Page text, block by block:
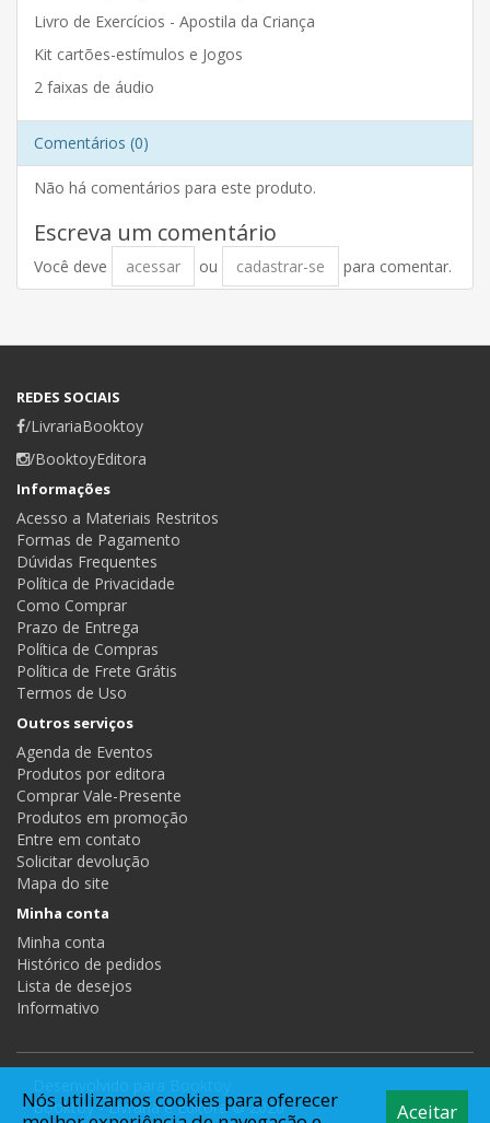
Livro de Exercícios - Apostila da Criança
Kit cartões-estímulos e Jogos
2 faixas de áudio
Comentários (0)
Não há comentários para este produto.
Escreva um comentário
Você deve acessar ou cadastrar-se para comentar.
REDES SOCIAIS
/LivrariaBooktoy
/BooktoyEditora
Informações
Acesso a Materiais Restritos
Formas de Pagamento
Dúvidas Frequentes
Política de Privacidade
Como Comprar
Prazo de Entrega
Política de Compras
Política de Frete Grátis
Termos de Uso
Outros serviços
Agenda de Eventos
Produtos por editora
Comprar Vale-Presente
Produtos em promoção
Entre em contato
Solicitar devolução
Mapa do site
Minha conta
Minha conta
Histórico de pedidos
Lista de desejos
Informativo
Booktoy - Livraria e Editora © 2026
Aceitar
Nós utilizamos cookies para oferecer